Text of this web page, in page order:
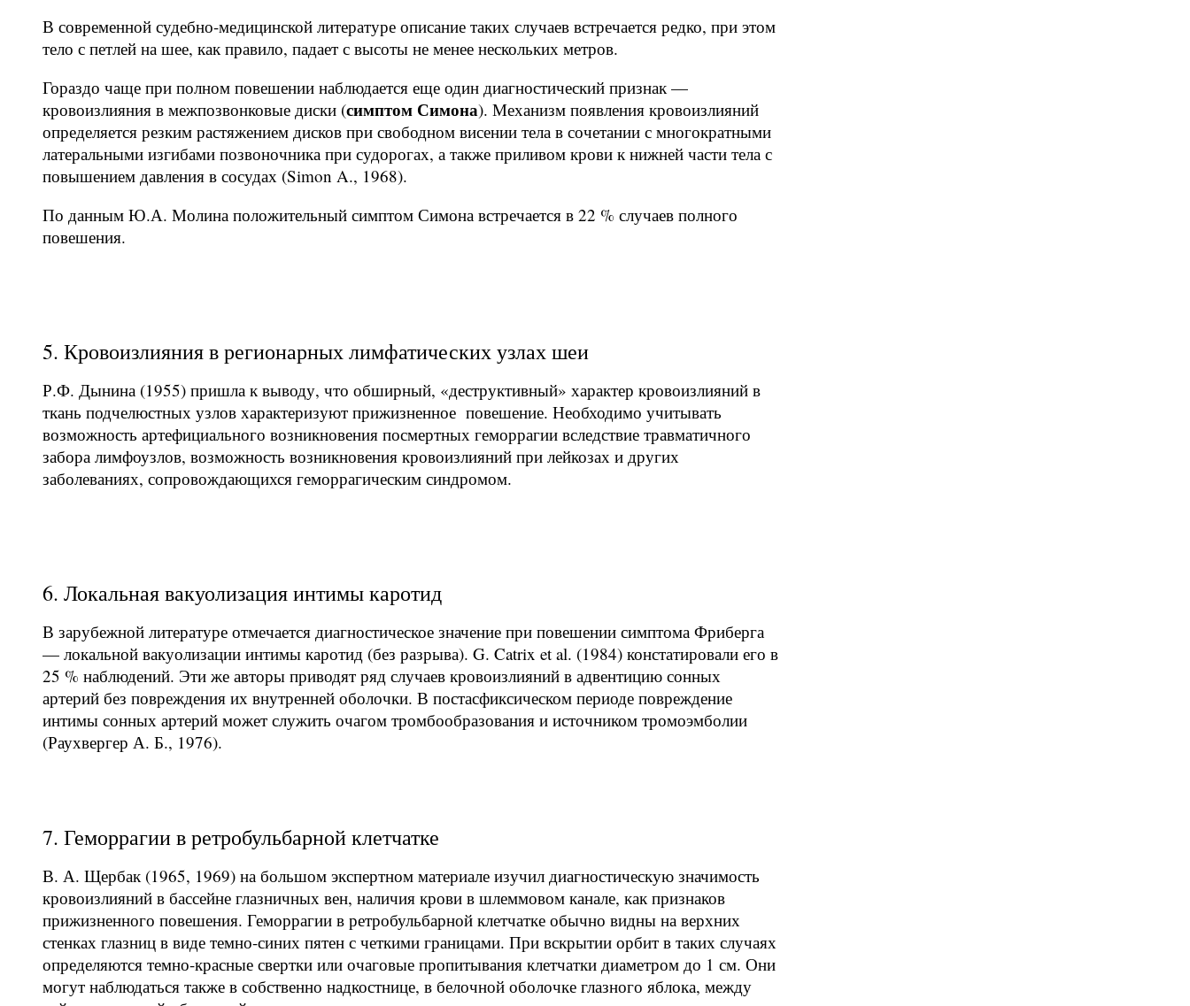
В современной судебно-медицинской литературе описание таких случаев встречается редко, при этом
тело с петлей на шее, как правило, падает с высоты не менее нескольких метров.
Гораздо чаще при полном повешении наблюдается еще один диагностический признак —
кровоизлияния в межпозвонковые диски (симптом Симона). Механизм появления кровоизлияний
определяется резким растяжением дисков при свободном висении тела в сочетании с многократными
латеральными изгибами позвоночника при судорогах, а также приливом крови к нижней части тела с
повышением давления в сосудах (Simon A., 1968).
По данным Ю.А. Молина положительный симптом Симона встречается в 22 % случаев полного
повешения.
5. Кровоизлияния в регионарных лимфатических узлах шеи
Р.Ф. Дынина (1955) пришла к выводу, что обширный, «деструктивный» характер кровоизлияний в
ткань подчелюстных узлов характеризуют прижизненное повешение. Необходимо учитывать
возможность артефициального возникновения посмертных геморрагии вследствие травматичного
забора лимфоузлов, возможность возникновения кровоизлияний при лейкозах и других
заболеваниях, сопровождающихся геморрагическим синдромом.
6. Локальная вакуолизация интимы каротид
В зарубежной литературе отмечается диагностическое значение при повешении симптома Фриберга
— локальной вакуолизации интимы каротид (без разрыва). G. Catrix et al. (1984) констатировали его в
25 % наблюдений. Эти же авторы приводят ряд случаев кровоизлияний в адвентицию сонных
артерий без повреждения их внутренней оболочки. В постасфиксическом периоде повреждение
интимы сонных артерий может служить очагом тромбообразования и источником тромоэмболии
(Раухвергер А. Б., 1976).
7. Геморрагии в ретробульбарной клетчатке
В. А. Щербак (1965, 1969) на большом экспертном материале изучил диагностическую значимость
кровоизлияний в бассейне глазничных вен, наличия крови в шлеммовом канале, как признаков
прижизненного повешения. Геморрагии в ретробульбарной клетчатке обычно видны на верхних
стенках глазниц в виде темно-синих пятен с четкими границами. При вскрытии орбит в таких случаях
определяются темно-красные свертки или очаговые пропитывания клетчатки диаметром до 1 см. Они
могут наблюдаться также в собственно надкостнице, в белочной оболочке глазного яблока, между